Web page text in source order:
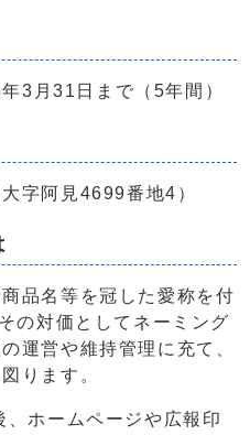
3月31日まで（5年間）
字阿見4699番地4）
品名等を冠した愛称を付
の対価としてネーミング
運営や維持管理に充て、
ります。
ホームページや広報印